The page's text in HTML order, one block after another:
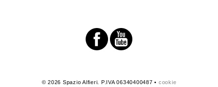
© 2026 Spazio Alfieri. P.IVA 06340400487 • cookie